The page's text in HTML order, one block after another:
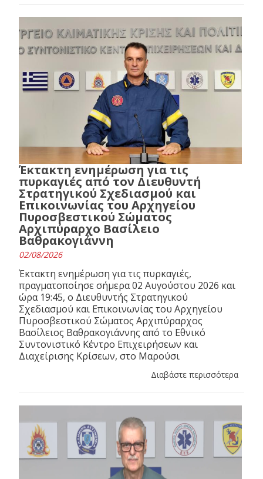
Έκτακτη ενημέρωση για τις
πυρκαγιές από τον Διευθυντή
Στρατηγικού Σχεδιασμού και
Επικοινωνίας του Αρχηγείου
Πυροσβεστικού Σώματος
Αρχιπύραρχο Βασίλειο
Βαθρακογιάννη
02/08/2026
Έκτακτη ενημέρωση για τις πυρκαγιές,
πραγματοποίησε σήμερα 02 Αυγούστου 2026 και
ώρα 19:45, ο Διευθυντής Στρατηγικού
Σχεδιασμού και Επικοινωνίας του Αρχηγείου
Πυροσβεστικού Σώματος Αρχιπύραρχος
Βασίλειος Βαθρακογιάννης από το Εθνικό
Συντονιστικό Κέντρο Επιχειρήσεων και
Διαχείρισης Κρίσεων, στο Μαρούσι
Διαβάστε περισσότερα